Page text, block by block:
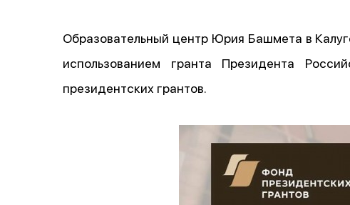
Образовательный центр Юрия Башмета в
использованием гранта Президента
президентских грантов.